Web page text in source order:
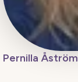
Pernilla Åström